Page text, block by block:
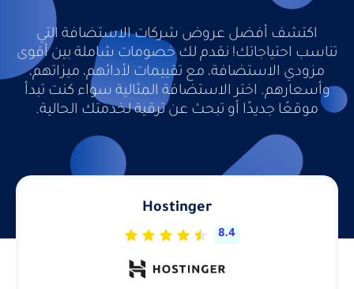
اكتشف أفضل عروض شركات الاستضافة التي
تناسب احتياجاتك! نقدم لك خصومات شاملة بين أقوى
مزودي الاستضافة، مع تقييمات لأدائهم، ميزاتهم،
وأسعارهم. اختر الاستضافة المثالية سواء كنت تبدأ
موقعًا جديدًا أو تبحث عن ترقية لخدمتك الحالية.
Hostinger
8.4